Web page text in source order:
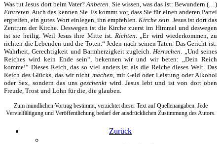
Was tut Jesus dort beim Vater?Anbeten. Sie wissen, was das ist: Bewundern (…)
Eintreten. Auch das kennen Sie. Es kommt vor, dass Sie für einen anderen Partei
ergreifen, ein gutes Wort einlegen, ihn empfehlen.Kirche sein. Jesus ist dort das
Zentrum der Kirche. Deswegen ist die Kirche zuerst im Himmel und deswegen
ist sie heilig. Weil Jesus ihre Mitte ist. Richten. „Er wird wiederkommen, zu
richten die Lebenden und die Toten.“ Jeden nach seinen Taten. Das Gericht ist:
Wahrheit, Gerechtigkeit und Barmherzigkeit zugleich.Herrschen. „Und seines
Reiches wird kein Ende sein“, bekennen wir und wir beten: „Dein Reich
komme!“ Dieses Reich, das so viel anders ist als die Reiche dieses Welt. Das
Reich des Glücks, das wir nicht machen, mit Geld oder Leistung oder Alkohol
oder Sex, sondern das unsgeschenkt wird. Jesus lebt und ist von dort oben
Freude, Trost und Lohn für die, die glauben.
Zum mündlichen Vortrag bestimmt, verzichtet dieser Text auf Quellenangaben. Jede
Vervielfältigung und Veröffentlichung bedarf der ausdrücklichen Zustimmung des Autors.
Zurück